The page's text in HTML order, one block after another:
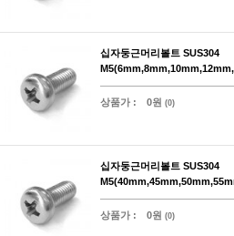
십자둥근머리볼트 SUS304
상품가 : 0원 (0)
십자둥근머리볼트 SUS304
상품가 : 0원 (0)